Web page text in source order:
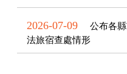
2026-07-09
公布各
法旅宿查處情形